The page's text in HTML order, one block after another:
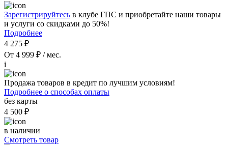
Зарегистрируйтесь в клубе ГПС и приобретайте наши товары
и услуги со скидками до 50%!
Подробнее
4 275 ₽
От 4 999 ₽ / мес.
i
Продажа товаров в кредит по лучшим условиям!
Подробнее о способах оплаты
без карты
4 500 ₽
в наличии
Смотреть товар